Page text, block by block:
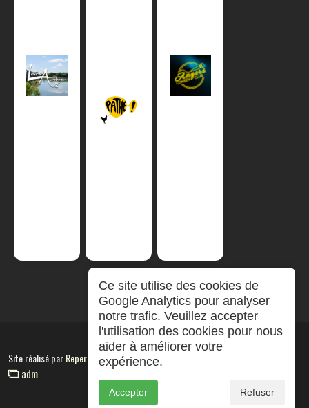
Site réalisé parRepereCom
adm
Ce site utilise des cookies de
Google Analytics pour analyser
notre trafic. Veuillez accepter
l'utilisation des cookies pour nous
aider à améliorer votre
expérience.
Accepter Refuser